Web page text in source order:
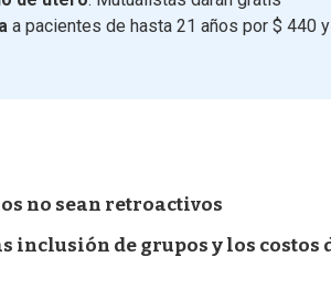
a pacientes de hasta 21 años por $ 440 y
no sean retroactivos
inclusión de grupos y los costos